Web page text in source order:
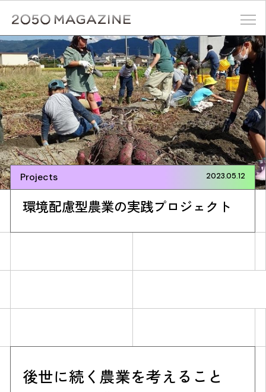
content
検索する
Projects 2023.05.12
環境配慮型農業の実践プロジェクト
後世に続く農業を考えること